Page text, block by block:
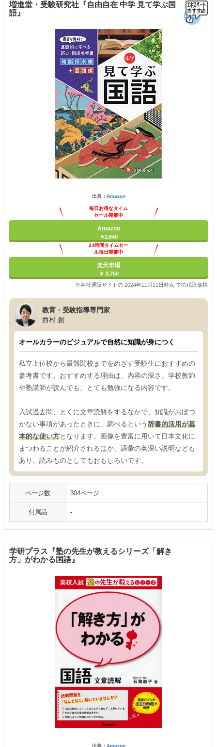
増進堂・受験研究社『自由自在 中学 見て学ぶ国
語』
出典： Amazon
毎日お得なタイム
セール開催中
Amazon
￥2,640
24時間タイムセー
ル毎日開催中
楽天市場
￥ 2,750
※各社通販サイトの 2024年11月11日時点 での税込価格
教育・受験指導専門家
西村 創
オールカラーのビジュアルで自然に知識が身につく
私立上位校から最難関校までをめざす受験生におすすめの
参考書です。おすすめする理由は、内容の深さ。学校教師
や塾講師が読んでも、とても勉強になる内容です。
入試過去問、とくに文章読解をするなかで、知識がおぼつ
かない事項があったときに、調べるという辞書的活用が基
本的な使い方となります。画像を豊富に用いて日本文化に
まつわることが紹介されるほか、語彙の奥深い説明なども
あり、読みものとしてもおもしろいです。
ページ数 304ページ
付属品 -
学研プラス『塾の先生が教えるシリーズ「解き
方」がわかる国語』
出典： Amazon